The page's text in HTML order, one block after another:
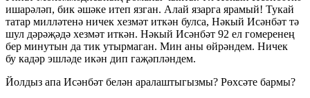
ишарәләп, бик әшәке итеп язган. Алай язарга ярамый! Тукай
татар милләтенә ничек хезмәт иткән булса, Нәкый Исәнбәт тә
шул дәрәҗәдә хезмәт иткән. Нәкый Исәнбәт 92 ел гомеренең
бер минутын да тик утырмаган. Мин аны өйрәндем. Ничек
бу кадәр эшләде икән дип гаҗәпләндем.
Йолдыз апа Исәнбәт белән аралаштыгызмы? Рөхсәте бармы?